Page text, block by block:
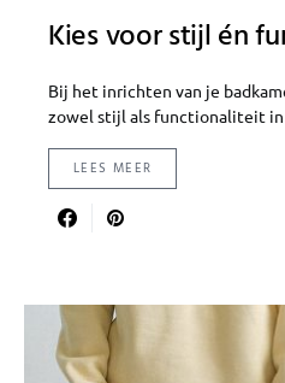
Kies voor stijl én
Bij het inrichten van je
zowel stijl als functionaliteit
LEES MEER